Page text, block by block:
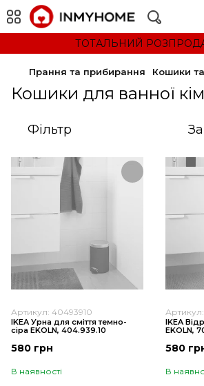
ТОТАЛЬНИЙ
Прання та прибирання Кошики
Кошики для ванної
Фільтр
Артикул: 40493910
IKEA Урна для сміття темно-
сіра EKOLN, 404.939.10
580 грн
В наявності
IKEA
EKOLN,
580
В